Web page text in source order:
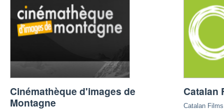
Cinémathèque d'images de
Montagne
Catalan
Catalan